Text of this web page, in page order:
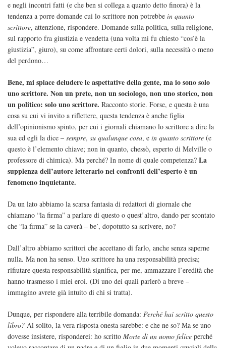
e negli incontri fatti (e che ben si collega a quanto detto finora) è la
tendenza a porre domande cui lo scrittore non potrebbe in quanto
scrittore, attenzione, rispondere. Domande sulla politica, sulla religione,
sul rapporto fra giustizia e vendetta (una volta mi fu chiesto “cos’è la
giustizia”, giuro), su come affrontare certi dolori, sulla necessità o meno
del perdono…
Bene, mi spiace deludere le aspettative della gente, ma io sono solo
uno scrittore. Non un prete, non un sociologo, non uno storico, non
un politico: solo uno scrittore. Racconto storie. Forse, e questa è una
cosa su cui vi invito a riflettere, questa tendenza è anche figlia
dell’opinionismo spinto, per cui i giornali chiamano lo scrittore a dire la
sua ed egli la dice – sempre, su qualunque cosa, e in quanto scrittore (e
questo è l’elemento chiave; non in quanto, chessò, esperto di Melville o
professore di chimica). Ma perché? In nome di quale competenza? La
supplenza dell’autore letterario nei confronti dell’esperto è un
fenomeno inquietante.
Da un lato abbiamo la scarsa fantasia di redattori di giornale che
chiamano “la firma” a parlare di questo o quest’altro, dando per scontato
che “la firma” se la caverà – be’, dopotutto sa scrivere, no?
Dall’altro abbiamo scrittori che accettano di farlo, anche senza saperne
nulla. Ma non ha senso. Uno scrittore ha una responsabilità precisa;
rifiutare questa responsabilità significa, per me, ammazzare l’eredità che
hanno trasmesso i miei eroi. (Di uno dei quali parlerò a breve –
immagino avrete già intuito di chi si tratta).
Dunque, per rispondere alla terribile domanda: Perché hai scritto questo
libro? Al solito, la vera risposta onesta sarebbe: e che ne so? Ma se uno
dovesse insistere, risponderei: ho scritto Morte di un uomo felice perché